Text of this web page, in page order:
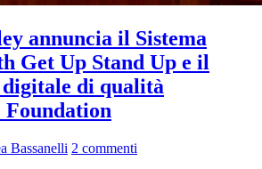
annuncia il Sistema
Get Up Stand Up e il
digitale di qualità
Foundation
Bassanelli 2 commenti